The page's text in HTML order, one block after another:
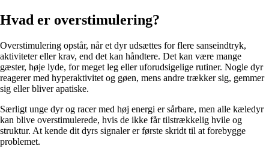
Hvad er overstimulering?
Overstimulering opstår, når et dyr udsættes for flere sanseindtryk,
aktiviteter eller krav, end det kan håndtere. Det kan være mange
gæster, høje lyde, for meget leg eller uforudsigelige rutiner. Nogle dyr
reagerer med hyperaktivitet og gøen, mens andre trækker sig, gemmer
sig eller bliver apatiske.
Særligt unge dyr og racer med høj energi er sårbare, men alle kæledyr
kan blive overstimulerede, hvis de ikke får tilstrækkelig hvile og
struktur. At kende dit dyrs signaler er første skridt til at forebygge
problemet.